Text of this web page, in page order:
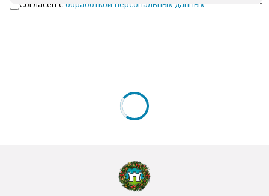
Согласен с обработкой персональных данных